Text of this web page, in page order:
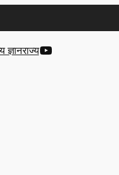
ज्ञानराज्यYouTube